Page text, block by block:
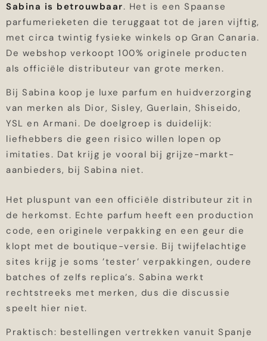
Sabina is betrouwbaar. Het is een Spaanse
parfumerieketen die teruggaat tot de jaren vijftig,
met circa twintig fysieke winkels op Gran Canaria.
De webshop verkoopt 100% originele producten
als officiële distributeur van grote merken.
Bij Sabina koop je luxe parfum en huidverzorging
van merken als Dior, Sisley, Guerlain, Shiseido,
YSL en Armani. De doelgroep is duidelijk:
liefhebbers die geen risico willen lopen op
imitaties. Dat krijg je vooral bij grijze-markt-
aanbieders, bij Sabina niet.
Het pluspunt van een officiële distributeur zit in
de herkomst. Echte parfum heeft een production
code, een originele verpakking en een geur die
klopt met de boutique-versie. Bij twijfelachtige
sites krijg je soms ’tester’ verpakkingen, oudere
batches of zelfs replica’s. Sabina werkt
rechtstreeks met merken, dus die discussie
speelt hier niet.
Praktisch: bestellingen vertrekken vanuit Spanje